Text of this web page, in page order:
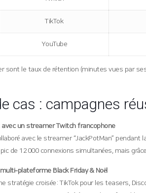
TikTok
YouTube
sont le taux de rétention (minutes vues par
cas : campagnes
avec un streamer Twitch francophone
avec le streamer “JackPotMan”
de 12 000 connexions simultanées, mais
Black Friday & Noël
stratégie croisée : TikTok pour les teasers,